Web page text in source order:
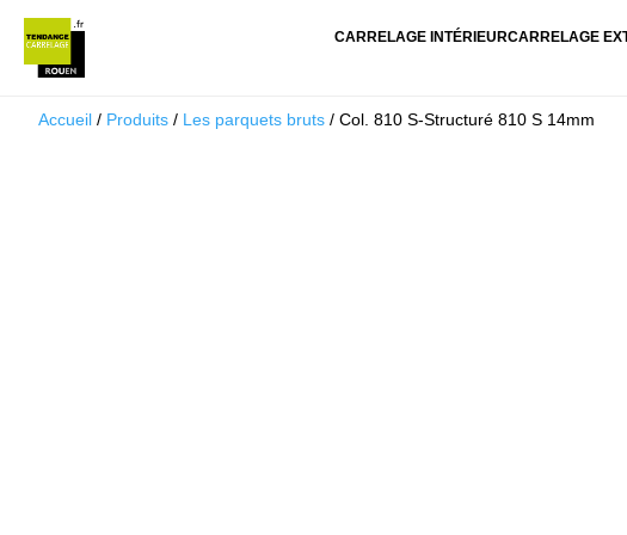
CARRELAGE INTÉRIEURCARRELAGE
Accueil / Produits / Les parquets bruts / Col. 810 S-Structuré 810 S 14mm